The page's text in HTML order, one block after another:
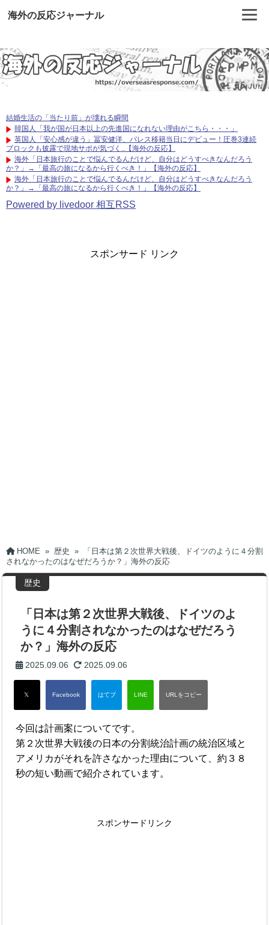
海外の反応ジャーナル
結婚生活の「当たり前」が壊れる瞬間
韓国人「我が国が日本以上の先進国になれない理由がこちら・・・」
英国人「安心感が違う」冨安健洋、パレス移籍当日にデビュー！圧巻3連続
ブロックも披露で現地サポが気づく..【海外の反応】
海外「日本旅行のことで悩んでるんだけど、自分はどうすべきなんだろう
か？」→「最高の旅になるから行くべき！」【海外の反応】
海外「日本旅行のことで悩んでるんだけど、自分はどうすべきなんだろう
か？」→「最高の旅になるから行くべき！」【海外の反応】
Powered by livedoor 相互RSS
スポンサード リンク
HOME » 歴史 »
「日本は第２次世界大戦後、ドイツのように４分割
されなかったのはなぜだろうか？」海外の反応
歴史
「日本は第２次世界大戦後、ドイツのよ
うに４分割されなかったのはなぜだろう
か？」海外の反応
2025.09.06 2025.09.06
今回は計画案についてです。
第２次世界大戦後の日本の分割統治計画の統治区域と
アメリカがそれを許さなかった理由について、約３８
秒の短い動画で紹介されています。
スポンサードリンク